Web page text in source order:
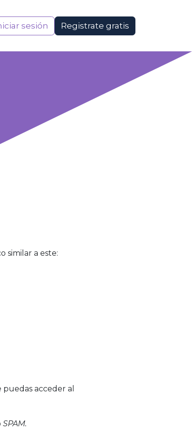
sesión Registrate gratis
similar a este:
acceder al
SPAM.